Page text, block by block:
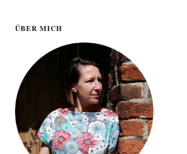
ÜBER MICH